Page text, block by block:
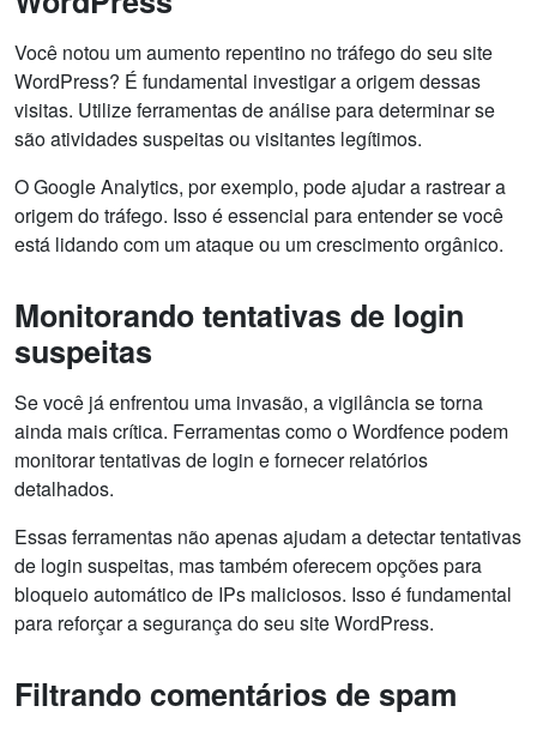
Você notou um aumento repentino no tráfego do seu site
WordPress? É fundamental investigar a origem dessas
visitas. Utilize ferramentas de análise para determinar se
são atividades suspeitas ou visitantes legítimos.
O Google Analytics, por exemplo, pode ajudar a rastrear a
origem do tráfego. Isso é essencial para entender se você
está lidando com um ataque ou um crescimento orgânico.
Monitorando tentativas de login
suspeitas
Se você já enfrentou uma invasão, a vigilância se torna
ainda mais crítica. Ferramentas como o Wordfence podem
monitorar tentativas de login e fornecer relatórios
detalhados.
Essas ferramentas não apenas ajudam a detectar tentativas
de login suspeitas, mas também oferecem opções para
bloqueio automático de IPs maliciosos. Isso é fundamental
para reforçar a segurança do seu site WordPress.
Filtrando comentários de spam